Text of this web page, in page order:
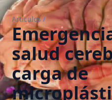
Artículos /
salud
carga de